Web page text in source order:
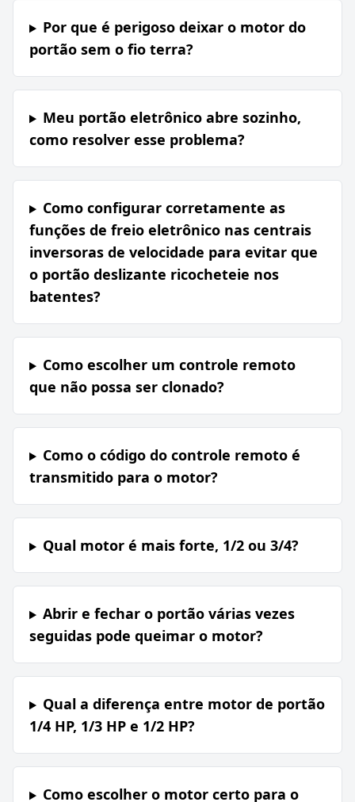
Por que é perigoso deixar o motor do
portão sem o fio terra?
Meu portão eletrônico abre sozinho,
como resolver esse problema?
Como configurar corretamente as
funções de freio eletrônico nas centrais
inversoras de velocidade para evitar que
o portão deslizante ricocheteie nos
batentes?
Como escolher um controle remoto
que não possa ser clonado?
Como o código do controle remoto é
transmitido para o motor?
Qual motor é mais forte, 1/2 ou 3/4?
Abrir e fechar o portão várias vezes
seguidas pode queimar o motor?
Qual a diferença entre motor de portão
1/4 HP, 1/3 HP e 1/2 HP?
Como escolher o motor certo para o